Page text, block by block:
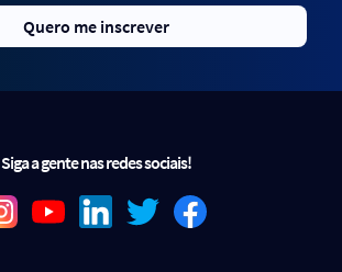
Quero me inscrever
Siga a gente nas redes sociais!